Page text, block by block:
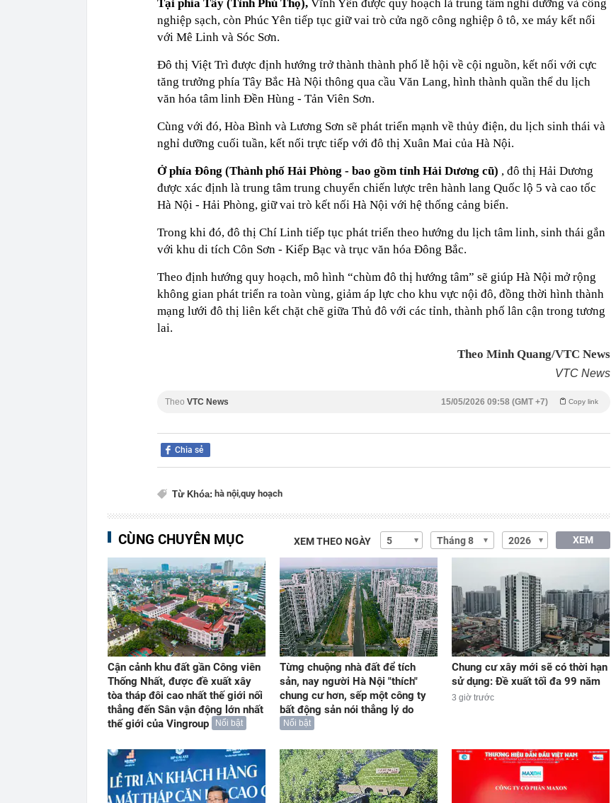
Tại phía Tây (Tỉnh Phú Thọ), Vĩnh Yên được quy hoạch là trung tâm nghỉ dưỡng và công
nghiệp sạch, còn Phúc Yên tiếp tục giữ vai trò cửa ngõ công nghiệp ô tô, xe máy kết nối
với Mê Linh và Sóc Sơn.
Đô thị Việt Trì được định hướng trở thành thành phố lễ hội về cội nguồn, kết nối với cực
tăng trưởng phía Tây Bắc Hà Nội thông qua cầu Văn Lang, hình thành quần thể du lịch
văn hóa tâm linh Đền Hùng - Tản Viên Sơn.
Cùng với đó, Hòa Bình và Lương Sơn sẽ phát triển mạnh về thủy điện, du lịch sinh thái và
nghỉ dưỡng cuối tuần, kết nối trực tiếp với đô thị Xuân Mai của Hà Nội.
Ở phía Đông (Thành phố Hải Phòng - bao gồm tỉnh Hải Dương cũ) , đô thị Hải Dương
được xác định là trung tâm trung chuyển chiến lược trên hành lang Quốc lộ 5 và cao tốc
Hà Nội - Hải Phòng, giữ vai trò kết nối Hà Nội với hệ thống cảng biển.
Trong khi đó, đô thị Chí Linh tiếp tục phát triển theo hướng du lịch tâm linh, sinh thái gắn
với khu di tích Côn Sơn - Kiếp Bạc và trục văn hóa Đông Bắc.
Theo định hướng quy hoạch, mô hình “chùm đô thị hướng tâm” sẽ giúp Hà Nội mở rộng
không gian phát triển ra toàn vùng, giảm áp lực cho khu vực nội đô, đồng thời hình thành
mạng lưới đô thị liên kết chặt chẽ giữa Thủ đô với các tỉnh, thành phố lân cận trong tương
lai.
Theo Minh Quang/VTC News
VTC News
Theo VTC News Copy link
15/05/2026 09:58 (GMT +7)
Chia sẻ
Từ Khóa: hà nội,quy hoạch
CÙNG CHUYÊN MỤC XEM THEO NGÀY XEM
Cận cảnh khu đất gần Công viên
Thống Nhất, được đề xuất xây
tòa tháp đôi cao nhất thế giới nối
thẳng đến Sân vận động lớn nhất
thế giới của Vingroup
Nổi bật
Từng chuộng nhà đất để tích
sản, nay người Hà Nội "thích"
chung cư hơn, sếp một công ty
bất động sản nói thẳng lý do
Nổi bật
Chung cư xây mới sẽ có thời hạn
sử dụng: Đề xuất tối đa 99 năm
3 giờ trước